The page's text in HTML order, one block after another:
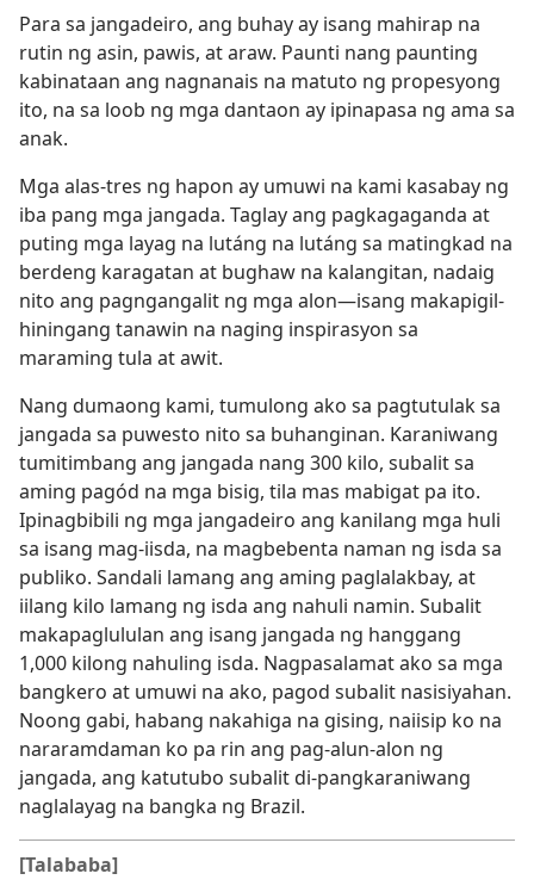
Para sa jangadeiro, ang buhay ay isang mahirap na
rutin ng asin, pawis, at araw. Paunti nang paunting
kabinataan ang nagnanais na matuto ng propesyong
ito, na sa loob ng mga dantaon ay ipinapasa ng ama sa
anak.
Mga alas-tres ng hapon ay umuwi na kami kasabay ng
iba pang mga jangada. Taglay ang pagkagaganda at
puting mga layag na lutáng na lutáng sa matingkad na
berdeng karagatan at bughaw na kalangitan, nadaig
nito ang pagngangalit ng mga alon​—isang makapigil-
hiningang tanawin na naging inspirasyon sa
maraming tula at awit.
Nang dumaong kami, tumulong ako sa pagtutulak sa
jangada sa puwesto nito sa buhanginan. Karaniwang
tumitimbang ang jangada nang 300 kilo, subalit sa
aming pagód na mga bisig, tila mas mabigat pa ito.
Ipinagbibili ng mga jangadeiro ang kanilang mga huli
sa isang mag-iisda, na magbebenta naman ng isda sa
publiko. Sandali lamang ang aming paglalakbay, at
iilang kilo lamang ng isda ang nahuli namin. Subalit
makapaglululan ang isang jangada ng hanggang
1,000 kilong nahuling isda. Nagpasalamat ako sa mga
bangkero at umuwi na ako, pagod subalit nasisiyahan.
Noong gabi, habang nakahiga na gising, naiisip ko na
nararamdaman ko pa rin ang pag-alun-alon ng
jangada, ang katutubo subalit di-pangkaraniwang
naglalayag na bangka ng Brazil.
[Talababa]